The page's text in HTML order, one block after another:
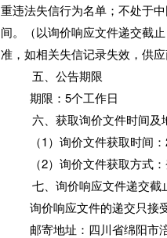
重违法失信行为名单；不处于
间。（以询价响应文件递交截
准，如相关失信记录失效，供应
五、公告期限
期限：5个工作日
六、获取询价文件时间及
（1）询价文件获取时间
（2）询价文件获取方式
七、询价响应文件递交截
询价响应文件的递交只接
邮寄地址：四川省绵阳市